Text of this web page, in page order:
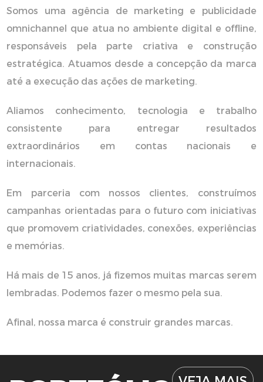
Somos uma agência de marketing e publicidade
omnichannel que atua no ambiente digital e offline,
responsáveis pela parte criativa e construção
estratégica. Atuamos desde a concepção da marca
até a execução das ações de marketing.
Aliamos conhecimento, tecnologia e trabalho
consistente para entregar resultados
extraordinários em contas nacionais e
internacionais.
Em parceria com nossos clientes, construímos
campanhas orientadas para o futuro com iniciativas
que promovem criatividades, conexões, experiências
e memórias.
Há mais de 15 anos, já fizemos muitas marcas serem
lembradas. Podemos fazer o mesmo pela sua.
Afinal, nossa marca é construir grandes marcas.